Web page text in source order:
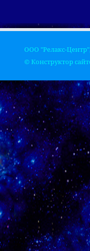
ООО "Релакс-
© Конструктор